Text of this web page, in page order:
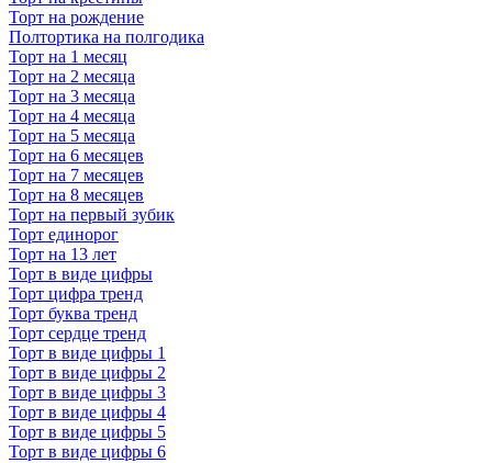
Торт на рождение
Полтортика на полгодика
Торт на 1 месяц
Торт на 2 месяца
Торт на 3 месяца
Торт на 4 месяца
Торт на 5 месяца
Торт на 6 месяцев
Торт на 7 месяцев
Торт на 8 месяцев
Торт на первый зубик
Торт единорог
Торт на 13 лет
Торт в виде цифры
Торт цифра тренд
Торт буква тренд
Торт сердце тренд
Торт в виде цифры 1
Торт в виде цифры 2
Торт в виде цифры 3
Торт в виде цифры 4
Торт в виде цифры 5
Торт в виде цифры 6